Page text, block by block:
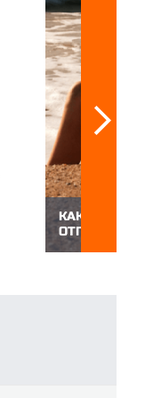
КАК
ОТПУСКУ:
В